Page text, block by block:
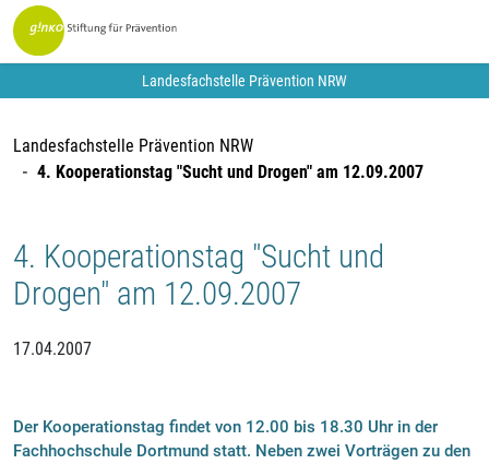
Landesfachstelle Prävention NRW
Landesfachstelle Prävention NRW
4. Kooperationstag "Sucht und Drogen" am 12.09.2007
4. Kooperationstag "Sucht und
Drogen" am 12.09.2007
17.04.2007
Der Kooperationstag findet von 12.00 bis 18.30 Uhr in der
Fachhochschule Dortmund statt. Neben zwei Vorträgen zu den